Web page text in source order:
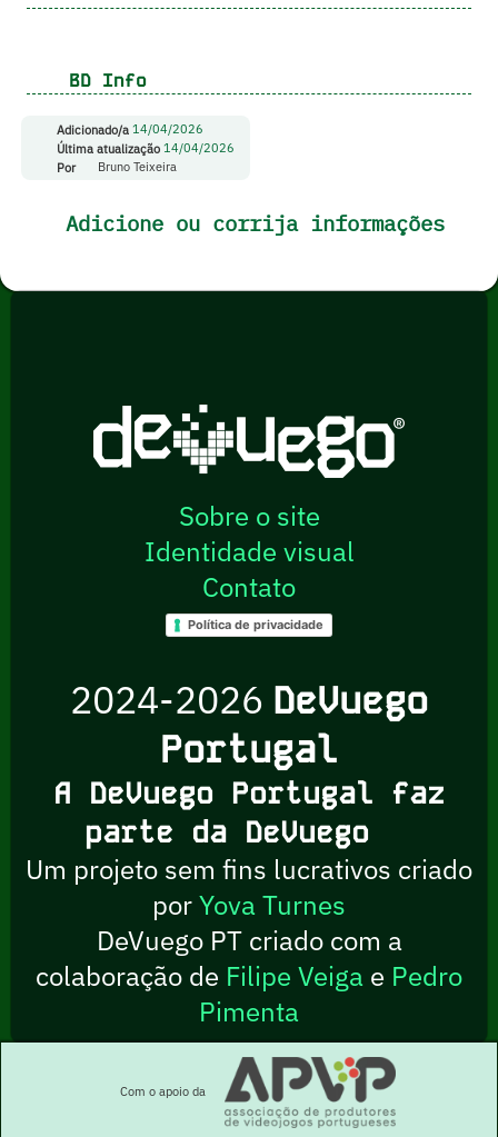
BD Info
Adicionado/a 14/04/2026
Última atualização 14/04/2026
Por
Bruno Teixeira
Adicione ou corrija informações
Sobre o site
Identidade visual
Contato
Política de privacidade
2024-2026 DeVuego
Portugal
A DeVuego Portugal faz
parte da DeVuego
Um projeto sem fins lucrativos criado
porYova Turnes
DeVuego PT criado com a
colaboração de Filipe Veiga e Pedro
Pimenta
Com o apoio da